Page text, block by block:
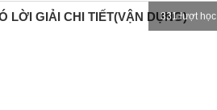
331 lượt học
LỜI GIẢI CHI TIẾT(VẬN DỤNG)